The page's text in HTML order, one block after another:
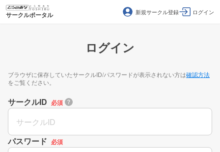
サークルポータル 新規サークル登録 ログイン
ログイン
ブラウザに保存していたサークルID/パスワードが表示されない方は確認方法
をご覧ください。
サークルID 必須
パスワード 必須